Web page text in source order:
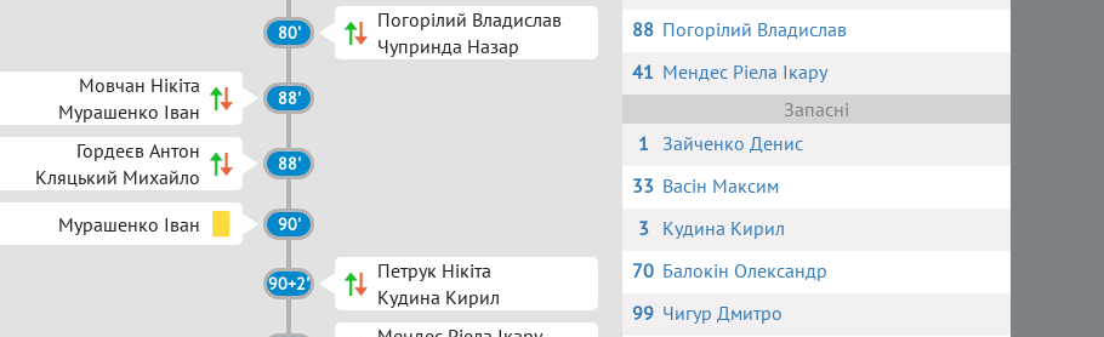
80'
Погорілий Владислав
Чупринда Назар
Мовчан Нікіта
Мурашенко Іван
88'
Гордеєв Антон
Кляцький Михайло
88'
Мурашенко Іван 90'
90+2'
Петрук Нікіта
Кудина Кирил
88 Погорілий Владислав
41 Мендес Ріела Ікару
Запасні
1 Зайченко Денис
33 Васін Максим
3
Кудина Кирил
70 Балокін Олександр
99 Чигур Дмитро